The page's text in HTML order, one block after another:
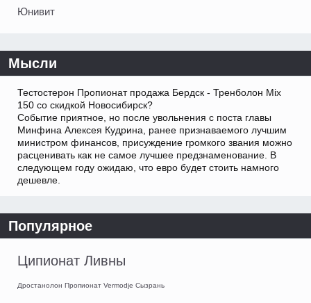
Юнивит
Мысли
Тестостерон Пропионат продажа Бердск - Тренболон Mix
150 со скидкой Новосибирск?
Событие приятное, но после увольнения с поста главы
Минфина Алексея Кудрина, ранее признаваемого лучшим
министром финансов, присуждение громкого звания можно
расценивать как не самое лучшее предзнаменование. В
следующем году ожидаю, что евро будет стоить намного
дешевле.
Популярное
Ципионат Ливны
Дростанолон Пропионат Vermodje Сызрань